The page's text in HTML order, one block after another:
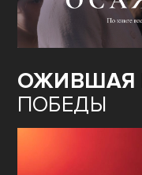
ОЖИВШАЯ
ПОБЕДЫ